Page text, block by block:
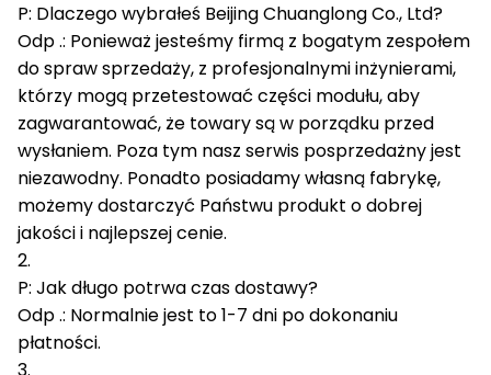
P: Dlaczego wybrałeś Beijing Chuanglong Co., Ltd?
Odp .: Ponieważ jesteśmy firmą z bogatym zespołem
do spraw sprzedaży, z profesjonalnymi inżynierami,
którzy mogą przetestować części modułu, aby
zagwarantować, że towary są w porządku przed
wysłaniem. Poza tym nasz serwis posprzedażny jest
niezawodny. Ponadto posiadamy własną fabrykę,
możemy dostarczyć Państwu produkt o dobrej
jakości i najlepszej cenie.
2.
P: Jak długo potrwa czas dostawy?
Odp .: Normalnie jest to 1-7 dni po dokonaniu
płatności.